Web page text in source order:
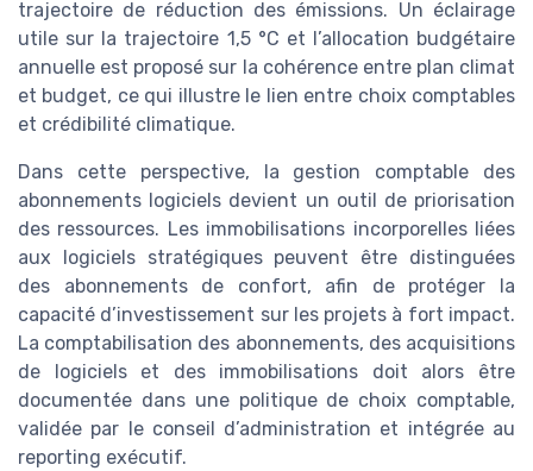
trajectoire de réduction des émissions. Un éclairage
utile sur la trajectoire 1,5 °C et l’allocation budgétaire
annuelle est proposé sur la cohérence entre plan climat
et budget, ce qui illustre le lien entre choix comptables
et crédibilité climatique.
Dans cette perspective, la gestion comptable des
abonnements logiciels devient un outil de priorisation
des ressources. Les immobilisations incorporelles liées
aux logiciels stratégiques peuvent être distinguées
des abonnements de confort, afin de protéger la
capacité d’investissement sur les projets à fort impact.
La comptabilisation des abonnements, des acquisitions
de logiciels et des immobilisations doit alors être
documentée dans une politique de choix comptable,
validée par le conseil d’administration et intégrée au
reporting exécutif.